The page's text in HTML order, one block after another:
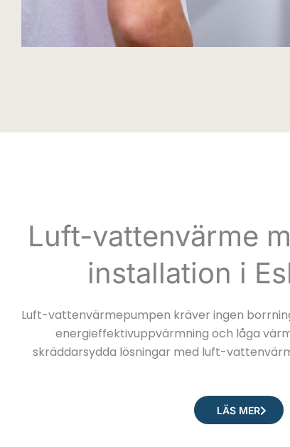
Luft-vattenvärme
installation i
Luft-vattenvärmepumpen kräver ingen
energieffektivuppvärmning och låga
skräddarsydda lösningar med luft-
LÄS MER